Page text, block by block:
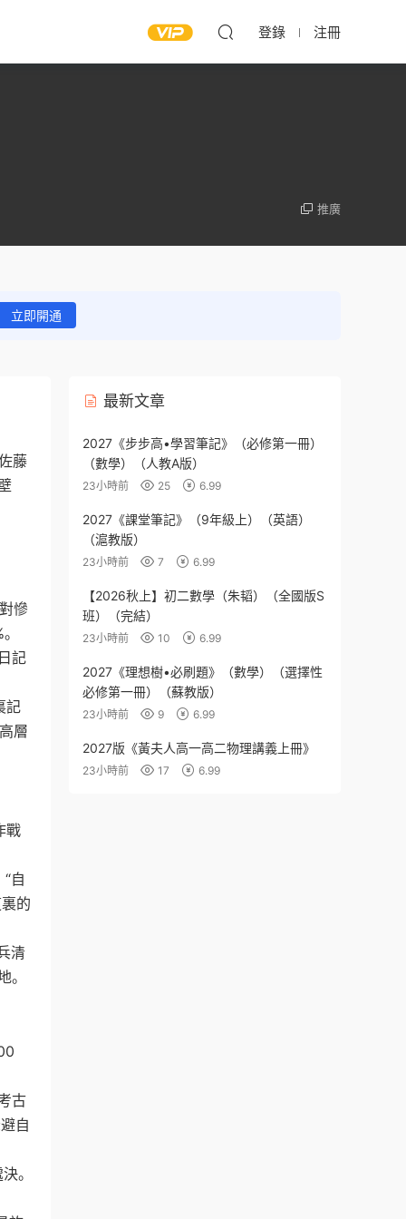
登錄 注冊
推廣
立即開通
藤
慘
記
記
層
戰
自
的
清
古
自
。
最新文章
2027《步步高•學習筆記》（必修第一冊）
（數學）（人教A版）
23小時前 25 6.99
2027《課堂筆記》（9年級上）（英語）
（滬教版）
23小時前 7 6.99
【2026秋上】初二數學（朱韬）（全國版S
班）（完結）
23小時前 10 6.99
2027《理想樹•必刷題》（數學）（選擇性
必修第一冊）（蘇教版）
23小時前 9 6.99
2027版《黃夫人高一高二物理講義上冊》
23小時前 17 6.99